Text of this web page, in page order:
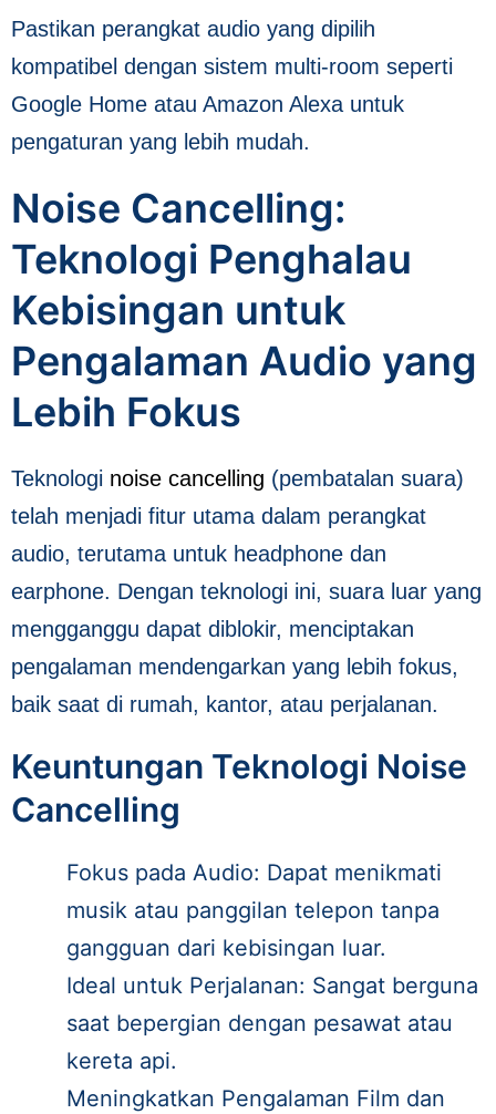
Pastikan perangkat audio yang dipilih
kompatibel dengan sistem multi-room seperti
Google Home atau Amazon Alexa untuk
pengaturan yang lebih mudah.
Noise Cancelling:
Teknologi Penghalau
Kebisingan untuk
Pengalaman Audio yang
Lebih Fokus
Teknologi noise cancelling (pembatalan suara)
telah menjadi fitur utama dalam perangkat
audio, terutama untuk headphone dan
earphone. Dengan teknologi ini, suara luar yang
mengganggu dapat diblokir, menciptakan
pengalaman mendengarkan yang lebih fokus,
baik saat di rumah, kantor, atau perjalanan.
Keuntungan Teknologi Noise
Cancelling
Fokus pada Audio: Dapat menikmati
musik atau panggilan telepon tanpa
gangguan dari kebisingan luar.
Ideal untuk Perjalanan: Sangat berguna
saat bepergian dengan pesawat atau
kereta api.
Meningkatkan Pengalaman Film dan